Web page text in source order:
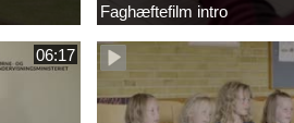
Faghæftefilm intro
06:17